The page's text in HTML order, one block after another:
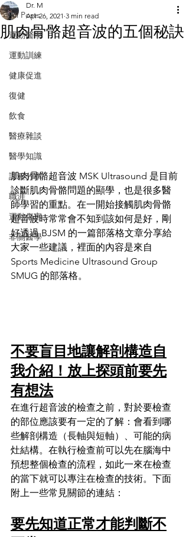
All Posts
運動醫學
運動訓練
健康促進
復健
飲食
醫療雜談
醫學知識
課程分享
職涯
運動傷害
非關醫學
肌肉骨骼超音波的五個秘訣
Dr. M
Apr 26, 2021 3 min read
肌肉骨骼超音波 MSK Ultrasound 是目前
診斷肌肉骨骼問題的顯學，也是很多醫
師學習的重點。在一開始接觸肌肉骨骼
超音波時常常會不知到該如何是好，剛
好透過 BJSM 的一篇部落格文章分享給
大家一些建議，裡面的內容是來自
Sports Medicine Ultrasound Group
SMUG 的部落格。
不要盲目地讓解剖構造自
我介紹！放上探頭前要先
有想法
在進行超音波的檢查之前，對於要檢查
的部位應該要有一定的了解：會看到哪
些解剖構造（長軸與短軸）、可能的病
灶結構。在執行檢查前可以先在腦海中
預想整個檢查的流程，如此一來在檢查
的當下就可以專注在檢查的技術。下面
附上一些常見關節的連結：
要先知道正常才能判斷不